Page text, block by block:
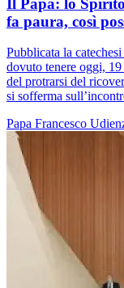
fa paura, così
Pubblicata la
dovuto tenere oggi,
del protrarsi del
si sofferma
Papa Francesco